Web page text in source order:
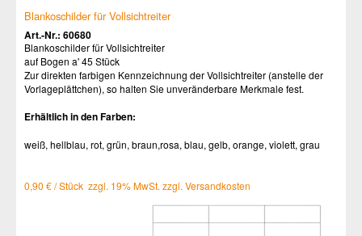
Blankoschilder für Vollsichtreiter
Art.-Nr.: 60680
Blankoschilder für Vollsichtreiter
auf Bogen a' 45 Stück
Zur direkten farbigen Kennzeichnung der Vollsichtreiter (anstelle der
Vorlageplättchen), so halten Sie unveränderbare Merkmale fest.
Erhältlich in den Farben:
weiß, hellblau, rot, grün, braun,rosa, blau, gelb, orange, violett, grau
0,90 € / Stück zzgl. 19% MwSt. zzgl. Versandkosten